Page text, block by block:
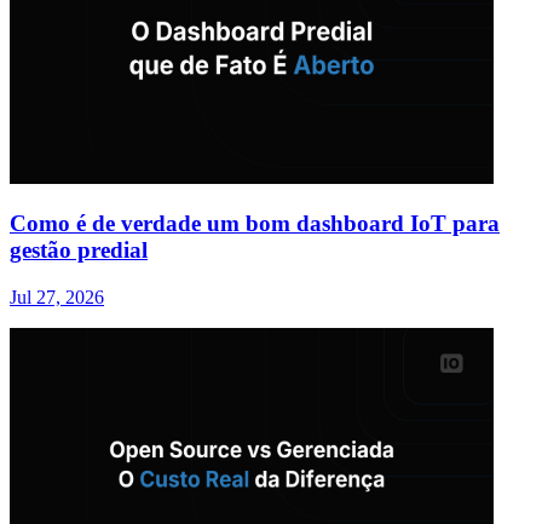
Como é de verdade um bom dashboard IoT para
gestão predial
Jul 27, 2026